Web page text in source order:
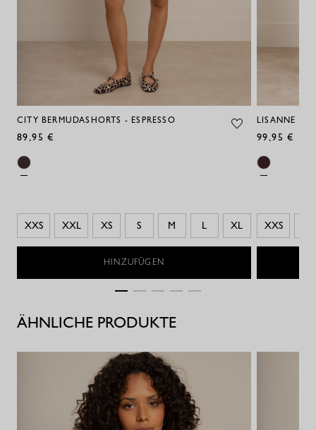
CITY BERMUDASHORTS - ESPRESSO
89,95 €
XXS XXL XS S M L XL
HINZUFÜGEN
LISANNE
99,95 €
XXS
ÄHNLICHE PRODUKTE